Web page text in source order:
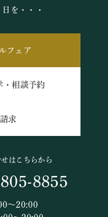
を・・・
フェア
・相談予約
求
はこちらから
8855
～20:00